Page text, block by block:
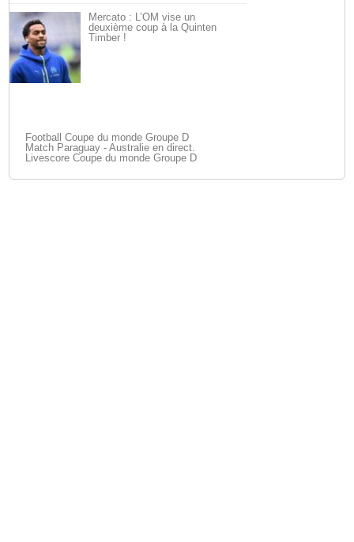
Mercato : L’OM vise un
deuxième coup à la Quinten
Timber !
Football Coupe du monde Groupe D
Match Paraguay - Australie en direct.
Livescore Coupe du monde Groupe D